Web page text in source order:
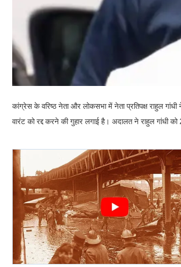
कांग्रेस के वरिष्ठ नेता और लोकसभा में नेता प्रतिपक्ष राहुल गांधी
वारंट को रद्द करने की गुहार लगाई है। अदालत ने राहुल गांधी